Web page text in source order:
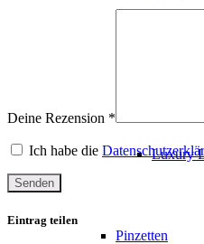
Luxury
Pinzetten
Deine Rezension *
Ich habe die
Eintrag teilen